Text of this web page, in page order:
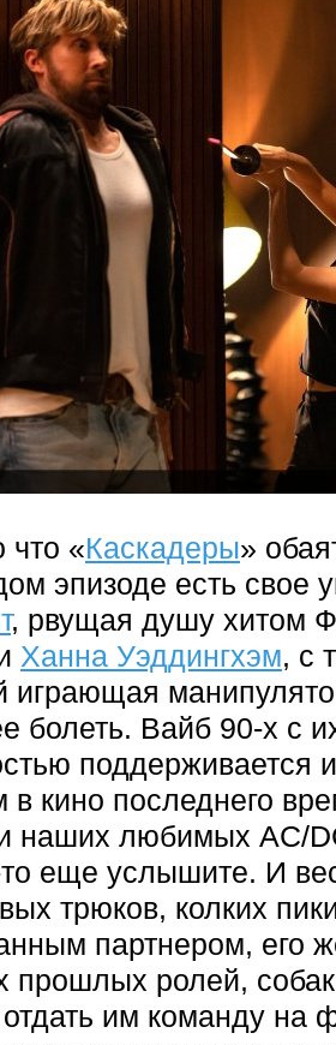
что «Каскадеры»
эпизоде есть свое
, рвущая душу хитом
Ханна Уэддингхэм, с
играющая
болеть. Вайб 90-х с
в кино последнего
наших любимых AC/
еще услышите. И
трюков, колких
партнером, его
прошлых ролей,
им команду на